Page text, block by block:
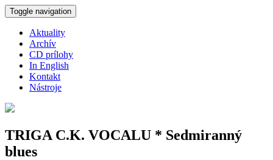
Skočiť na hlavný obsah
Toggle navigation
Aktuality
Archív
CD prílohy
In English
Kontakt
Nástroje
TRIGA C.K. VOCALU * Sedmiranný
blues